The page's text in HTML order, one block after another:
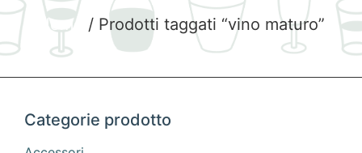
Home / Prodotti taggati “vino maturo”
Categorie prodotto